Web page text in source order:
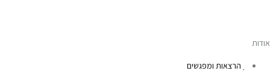
אודות
הרצאות ומפגשים